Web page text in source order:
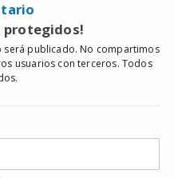
protegidos!
será publicado. No compartimos
usuarios con terceros. Todos